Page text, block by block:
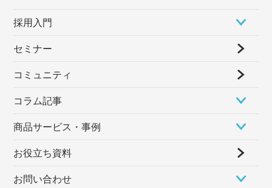
採⽤⼊⾨
セミナー
コミュニティ
コラム記事
商品サービス・事例
お役立ち資料
お問い合わせ